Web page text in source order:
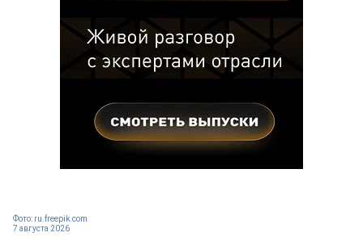
7 августа 2026
Фото: ru.freepik.com